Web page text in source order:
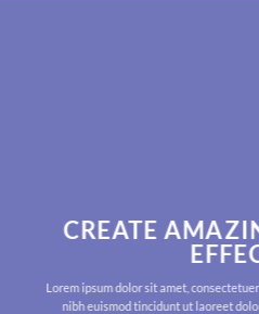
CREATE
Lorem ipsum dolor sit amet,
nibh euismod tincidunt ut laoreet